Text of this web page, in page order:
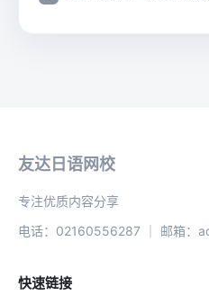
友达日语网校
专注优质内容分享
电话：02160556287 ｜ 邮箱：
快速链接